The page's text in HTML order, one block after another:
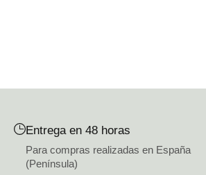
Entrega en 48 horas
Para compras realizadas en España
(Península)